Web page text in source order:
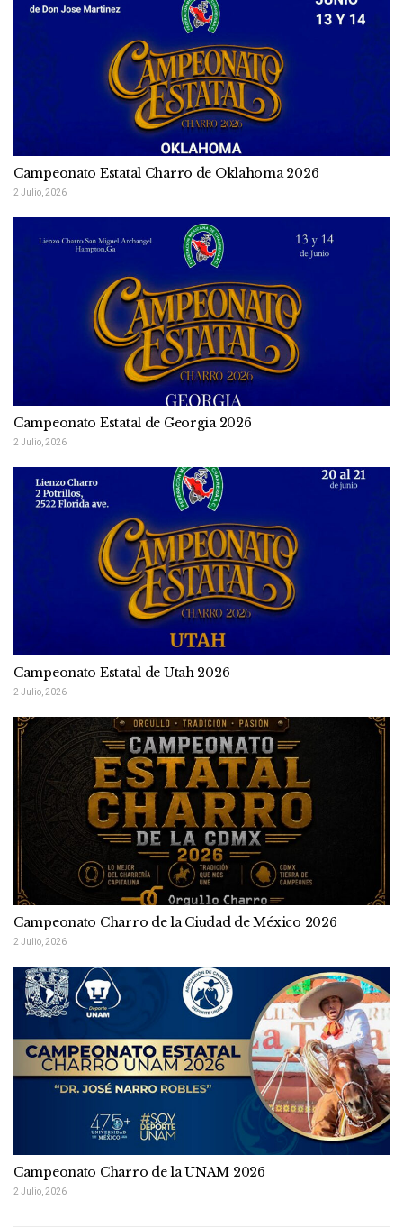
Campeonato Estatal Charro de Oklahoma 2026
2 Julio, 2026
Campeonato Estatal de Georgia 2026
2 Julio, 2026
Campeonato Estatal de Utah 2026
2 Julio, 2026
Campeonato Charro de la Ciudad de México 2026
2 Julio, 2026
Campeonato Charro de la UNAM 2026
2 Julio, 2026